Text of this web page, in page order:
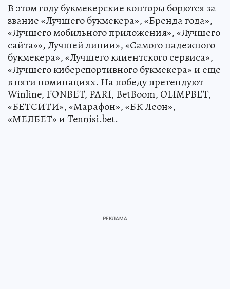
В этом году букмекерские конторы борются за
звание «Лучшего букмекера», «Бренда года»,
«Лучшего мобильного приложения», «Лучшего
сайта»», Лучшей линии», «Самого надежного
букмекера», «Лучшего клиентского сервиса»,
«Лучшего киберспортивного букмекера» и еще
в пяти номинациях. На победу претендуют
Winline, FONBET, PARI, BetBoom, OLIMPBET,
«БЕТСИТИ», «Марафон», «БК Леон»,
«МЕЛБЕТ» и Tennisi.bet.